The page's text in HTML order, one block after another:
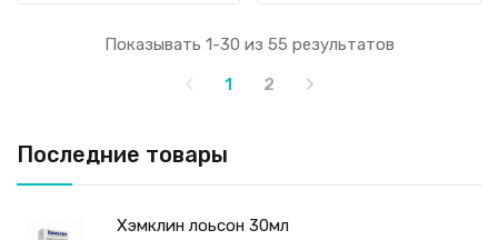
Последние товары
Хэмклин лоьсон 30мл
Показывать 1-30 из 55 результатов
1
2